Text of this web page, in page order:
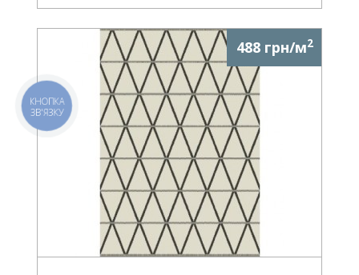
488 грн/м2
КНОПКА
ЗВ'ЯЗКУ